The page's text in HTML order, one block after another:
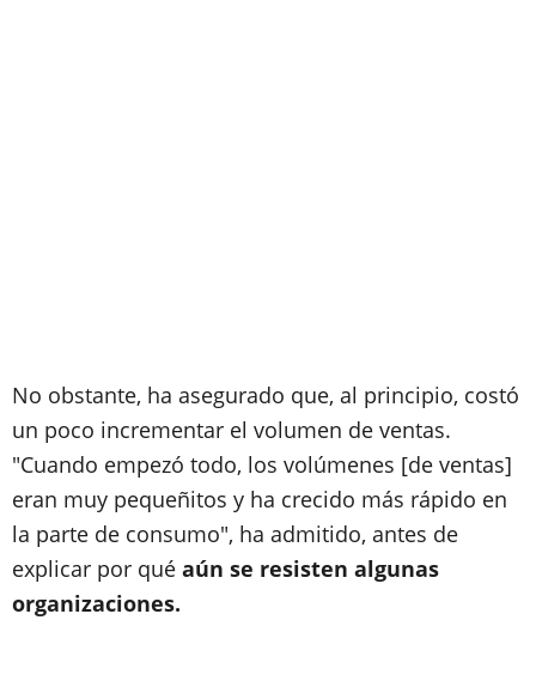
No obstante, ha asegurado que, al principio, costó
un poco incrementar el volumen de ventas.
"Cuando empezó todo, los volúmenes [de ventas]
eran muy pequeñitos y ha crecido más rápido en
la parte de consumo", ha admitido, antes de
explicar por qué aún se resisten algunas
organizaciones.